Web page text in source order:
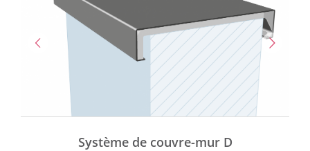
Système de couvre-mur D